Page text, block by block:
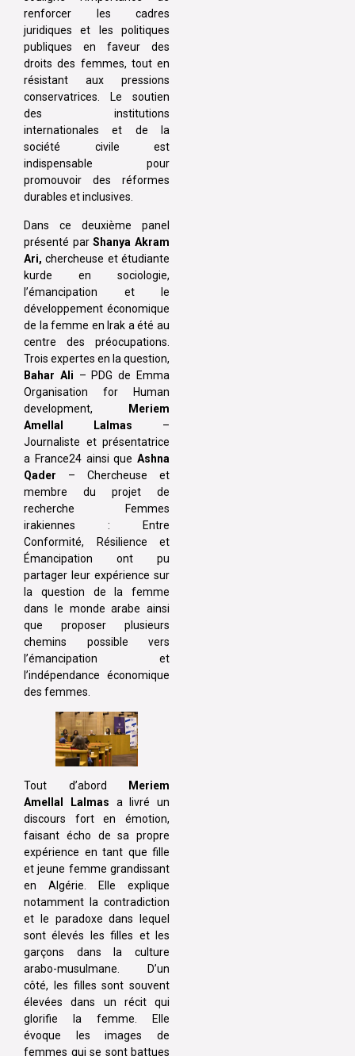
renforcer les cadres
juridiques et les politiques
publiques en faveur des
droits des femmes, tout en
résistant aux pressions
conservatrices. Le soutien
des institutions
internationales et de la
société civile est
indispensable pour
promouvoir des réformes
durables et inclusives.
Dans ce deuxième panel
présenté parShanya Akram
Ari, chercheuse et étudiante
kurde en sociologie,
l’émancipation et le
développement économique
de la femme en Irak a été au
centre des préocupations.
Trois expertes en la question,
Bahar Ali – PDG de Emma
Organisation for Human
development,
Meriem
Amellal Lalmas –
Journaliste et présentatrice
a France24 ainsi que Ashna
Qader – Chercheuse et
membre du projet de
recherche Femmes
irakiennes : Entre
Conformité, Résilience et
Émancipation ont pu
partager leur expérience sur
la question de la femme
dans le monde arabe ainsi
que proposer plusieurs
chemins possible vers
l’émancipation et
l’indépendance économique
des femmes.
Tout d’abord
Meriem
Amellal Lalmas a livré un
discours fort en émotion,
faisant écho de sa propre
expérience en tant que fille
et jeune femme grandissant
en Algérie. Elle explique
notamment la contradiction
et le paradoxe dans lequel
sont élevés les filles et les
garçons dans la culture
arabo-musulmane. D’un
côté, les filles sont souvent
élevées dans un récit qui
glorifie la femme. Elle
évoque les images de
femmes qui se sont battues